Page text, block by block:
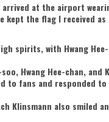
at the airport
kept the flag I received
spirits, with Hwang
Hwang Hee-chan,
to fans and responded
Klinsmann also